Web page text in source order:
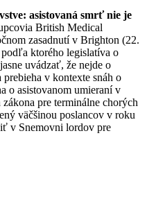
asistovaná smrť nie je
British Medical
zasadnutí v Brighton (22.
ktorého legislatíva o
uvádzať, že nejde o
v kontexte snáh o
o asistovanom umieraní v
pre terminálne chorých
väčšinou poslancov v roku
v Snemovni lordov pre